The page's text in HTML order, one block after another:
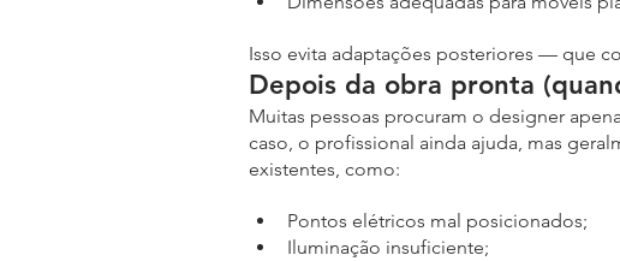
Isso evita adaptações posteriores — que
Depois da obra pronta
Muitas pessoas procuram o designer
caso, o profissional ainda ajuda, mas
existentes, como:
Pontos elétricos mal posicionados;
Iluminação insuficiente;